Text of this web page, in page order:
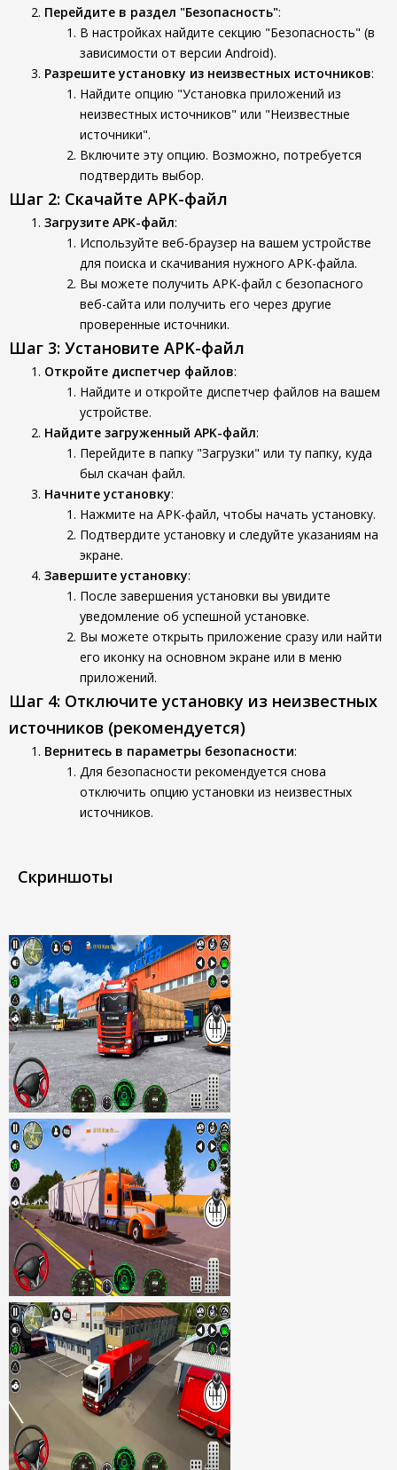
Перейдите в раздел "Безопасность":
В настройках найдите секцию "Безопасность" (в
зависимости от версии Android).
Разрешите установку из неизвестных источников:
Найдите опцию "Установка приложений из
неизвестных источников" или "Неизвестные
источники".
Включите эту опцию. Возможно, потребуется
подтвердить выбор.
Шаг 2: Скачайте APK-файл
Загрузите APK-файл:
Используйте веб-браузер на вашем устройстве
для поиска и скачивания нужного APK-файла.
Вы можете получить APK-файл с безопасного
веб-сайта или получить его через другие
проверенные источники.
Шаг 3: Установите APK-файл
Откройте диспетчер файлов:
Найдите и откройте диспетчер файлов на вашем
устройстве.
Найдите загруженный APK-файл:
Перейдите в папку "Загрузки" или ту папку, куда
был скачан файл.
Начните установку:
Нажмите на APK-файл, чтобы начать установку.
Подтвердите установку и следуйте указаниям на
экране.
Завершите установку:
После завершения установки вы увидите
уведомление об успешной установке.
Вы можете открыть приложение сразу или найти
его иконку на основном экране или в меню
приложений.
Шаг 4: Отключите установку из неизвестных
источников (рекомендуется)
Вернитесь в параметры безопасности:
Для безопасности рекомендуется снова
отключить опцию установки из неизвестных
источников.
Скриншоты